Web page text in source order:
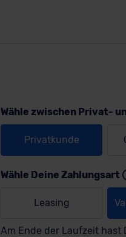
Wähle zwischen Privat-
Privatkunde
Wähle Deine Zahlungsart
Leasing
Am Ende der Laufzeit hast